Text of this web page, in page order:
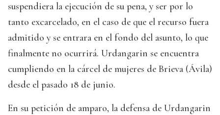
suspendiera la ejecución de su pena, y ser por lo
tanto excarcelado, en el caso de que el recurso fuera
admitido y se entrara en el fondo del asunto, lo que
finalmente no ocurrirá. Urdangarin se encuentra
cumpliendo en la cárcel de mujeres de Brieva (Ávila)
desde el pasado 18 de junio.
En su petición de amparo, la defensa de Urdangarin